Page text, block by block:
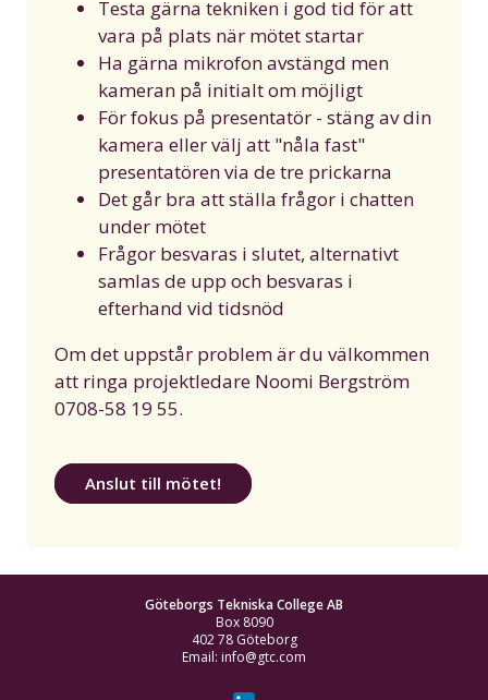
Testa gärna tekniken i god tid för att
vara på plats när mötet startar
Ha gärna mikrofon avstängd men
kameran på initialt om möjligt
För fokus på presentatör - stäng av din
kamera eller välj att "nåla fast"
presentatören via de tre prickarna
Det går bra att ställa frågor i chatten
under mötet
Frågor besvaras i slutet, alternativt
samlas de upp och besvaras i
efterhand vid tidsnöd
Om det uppstår problem är du välkommen
att ringa projektledare Noomi Bergström
0708-58 19 55.
Anslut till mötet!
Göteborgs Tekniska College AB
Box 8090
402 78 Göteborg
Email: info@gtc.com